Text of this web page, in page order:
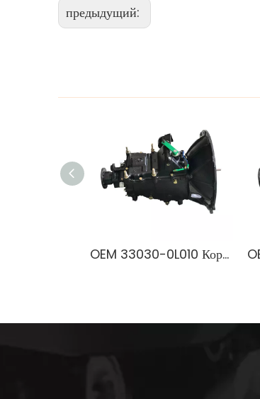
предыдущий:
OEM 33030-0L010 Коробка передач для грузовика NPR | 100% проверенная на заводе трансмиссия для тяжелых условий эксплуатации